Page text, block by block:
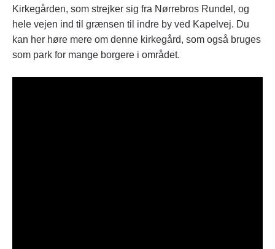
Kirkegården, som strejker sig fra Nørrebros Rundel, og
hele vejen ind til grænsen til indre by ved Kapelvej. Du
kan her høre mere om denne kirkegård, som også bruges
som park for mange borgere i området.